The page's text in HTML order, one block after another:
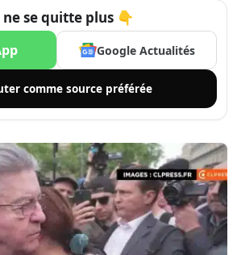
ne se quitte plus 👇
Google Actualités
comme source préférée